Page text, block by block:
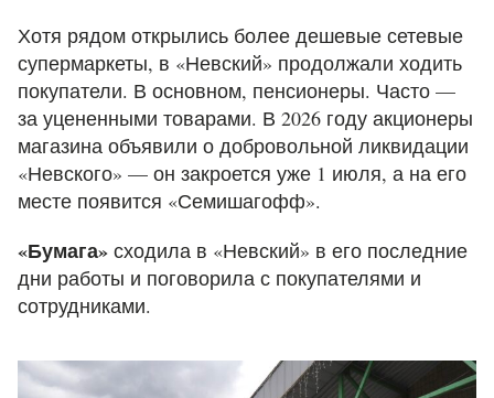
Хотя рядом открылись более дешевые сетевые
супермаркеты, в «Невский» продолжали ходить
покупатели. В основном, пенсионеры. Часто —
за уцененными товарами. В 2026 году акционеры
магазина объявили о добровольной ликвидации
«Невского» — он закроется уже 1 июля, а на его
месте появится «Семишагофф».
«Бумага» сходила в «Невский» в его последние
дни работы и поговорила с покупателями и
сотрудниками.